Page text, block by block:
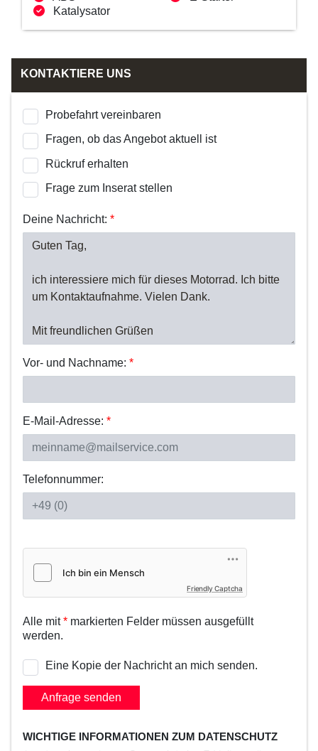
Katalysator
KONTAKTIERE UNS
Probefahrt vereinbaren
Fragen, ob das Angebot aktuell ist
Rückruf erhalten
Frage zum Inserat stellen
Deine Nachricht: *
Vor- und Nachname: *
E-Mail-Adresse: *
Telefonnummer:
Friendly Captcha
Alle mit* markierten Felder müssen ausgefüllt
werden.
Eine Kopie der Nachricht an mich senden.
Anfrage senden
WICHTIGE INFORMATIONEN ZUM DATENSCHUTZ